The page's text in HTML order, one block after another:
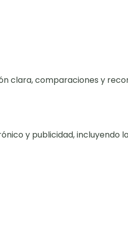
clara, comparaciones y
y publicidad,